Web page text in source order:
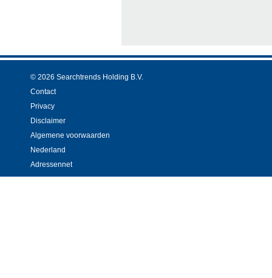
© 2026 Searchtrends Holding B.V.
Contact
Privacy
Disclaimer
Algemene voorwaarden
Nederland
Adressennet